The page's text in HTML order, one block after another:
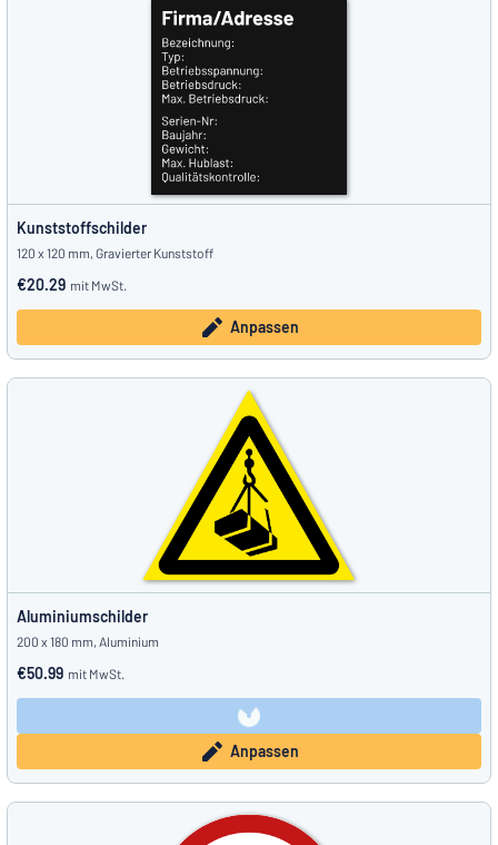
Kunststoffschilder
120 x 120 mm, Gravierter Kunststoff
€20.29 mit MwSt.
Anpassen
Aluminiumschilder
200 x 180 mm, Aluminium
€50.99 mit MwSt.
Anpassen